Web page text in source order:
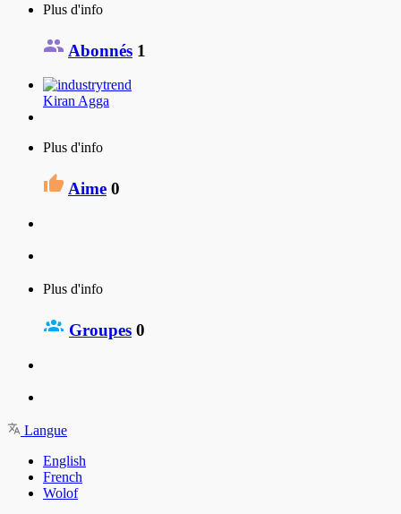
Plus d'info
Abonnés 1
Kiran Agga
Plus d'info
Aime 0
Plus d'info
Groupes 0
Langue
English
French
Wolof